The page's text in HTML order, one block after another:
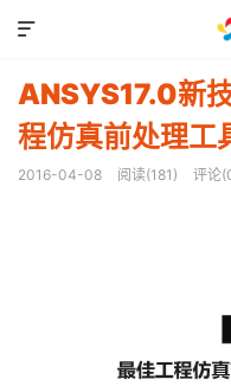

ANSYS17.0新
程仿真前处理
2016-04-08 阅读(181 ) 评论